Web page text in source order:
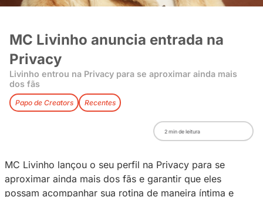
MC Livinho anuncia entrada
dos fãs
Papo de Creators Recentes